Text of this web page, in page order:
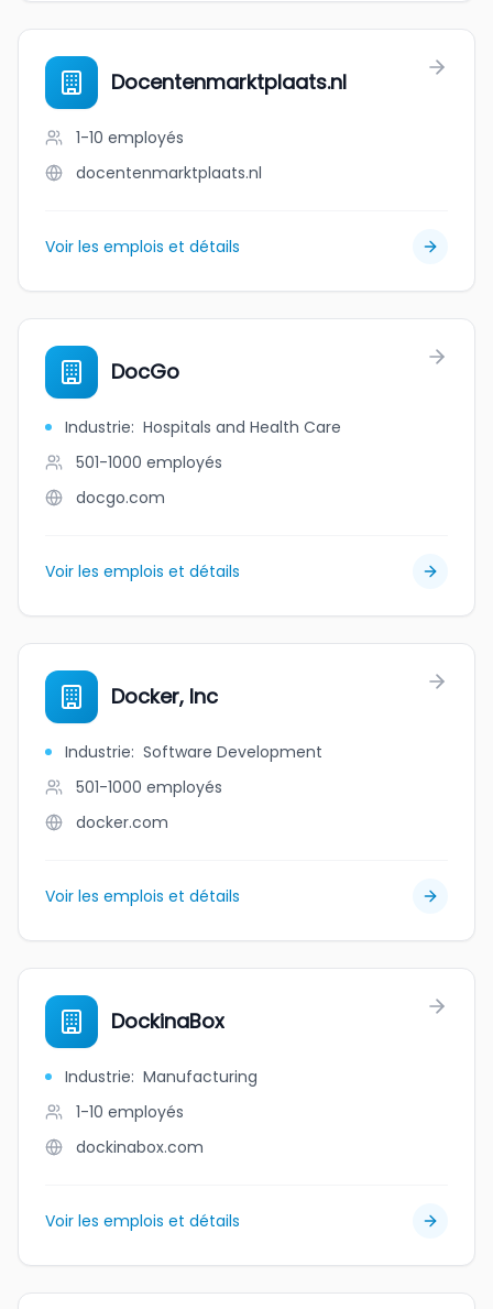
Docentenmarktplaats.nl
1-10 employés
docentenmarktplaats.nl
Voir les emplois et détails
DocGo
Industrie: Hospitals and Health Care
501-1000 employés
docgo.com
Voir les emplois et détails
Docker, Inc
Industrie: Software Development
501-1000 employés
docker.com
Voir les emplois et détails
DockinaBox
Industrie: Manufacturing
1-10 employés
dockinabox.com
Voir les emplois et détails